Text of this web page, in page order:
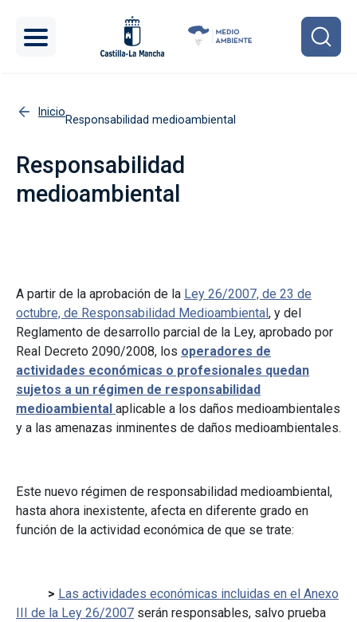
Inicio
Responsabilidad medioambiental
Responsabilidad
medioambiental
A partir de la aprobación de la Ley 26/2007, de 23 de
octubre, de Responsabilidad Medioambiental , y del
Reglamento de desarrollo parcial de la Ley, aprobado por
Real Decreto 2090/2008, los operadores de
actividades económicas o profesionales quedan
sujetos a un régimen de responsabilidad
medioambiental aplicable a los daños medioambientales
y a las amenazas inminentes de daños medioambientales.
Este nuevo régimen de responsabilidad medioambiental,
hasta ahora inexistente, afecta en diferente grado en
función de la actividad económica de que se trate:
> Las actividades económicas incluidas en el Anexo
III de la Ley 26/2007 serán responsables, salvo prueba